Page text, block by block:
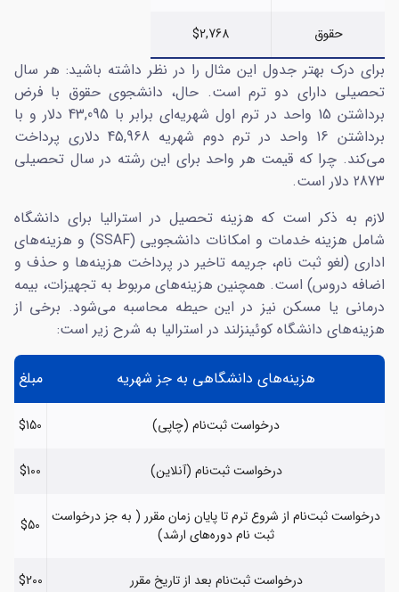
حقوق $2,768
برای درک بهتر جدول این مثال را در نظر داشته باشید: هر سال
تحصیلی دارای دو ترم است. حال، دانشجوی حقوق با فرض
برداشتن 15 واحد در ترم اول شهریه‌ای برابر با 43,095 دلار و با
برداشتن 16 واحد در ترم دوم شهریه‌ 45,968 دلاری پرداخت
می‌کند. چرا که قیمت هر واحد برای این رشته در سال تحصیلی
2873 دلار است.
لازم به ذکر است که هزینه‌ تحصیل در استرالیا برای دانشگاه
شامل هزینه خدمات و امکانات دانشجویی (SSAF) و هزینه‌های
اداری (لغو ثبت نام، جریمه تاخیر در پرداخت هزینه‌ها و حذف و
اضافه دروس) است. همچنین هزینه‌های مربوط به تجهیزات، بیمه
درمانی یا مسکن نیز در این حیطه محاسبه می‌شود. برخی از
هزینه‌های دانشگاه کوئینزلند در استرالیا به شرح زیر است:
هزینه‌های دانشگاهی به جز شهریه مبلغ
درخواست ثبت‌نام (چاپی) $150
درخواست ثبت‌نام (آنلاین) $100
درخواست ثبت‌نام از شروع ترم تا پایان زمان مقرر ( به جز درخواست
ثبت نام دوره‌های ارشد)
$50
درخواست ثبت‌نام بعد از تاریخ مقرر $200